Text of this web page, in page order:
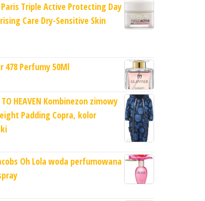
Paris Triple Active Protecting Day
Care Dry-Sensitive Skin
478 Perfumy 50Ml
TO HEAVEN Kombinezon zimowy
Padding Copra, kolor
Oh Lola woda perfumowana